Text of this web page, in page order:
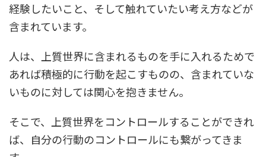
経験したいこと、そして触れていたい考え方などが
含まれています。
人は、上質世界に含まれるものを手に入れるためで
あれば積極的に行動を起こすものの、含まれていな
いものに対しては関心を抱きません。
そこで、上質世界をコントロールすることができれ
ば、自分の行動のコントロールにも繋がってきま